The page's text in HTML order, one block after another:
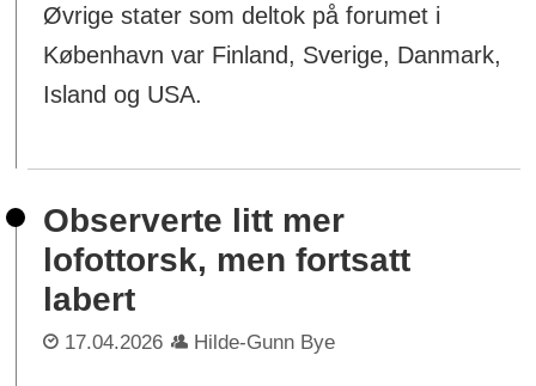
Øvrige stater som deltok på forumet i
København var Finland, Sverige, Danmark,
Island og USA.
Observerte litt mer
lofottorsk, men fortsatt
labert
17.04.2026 Hilde-Gunn Bye